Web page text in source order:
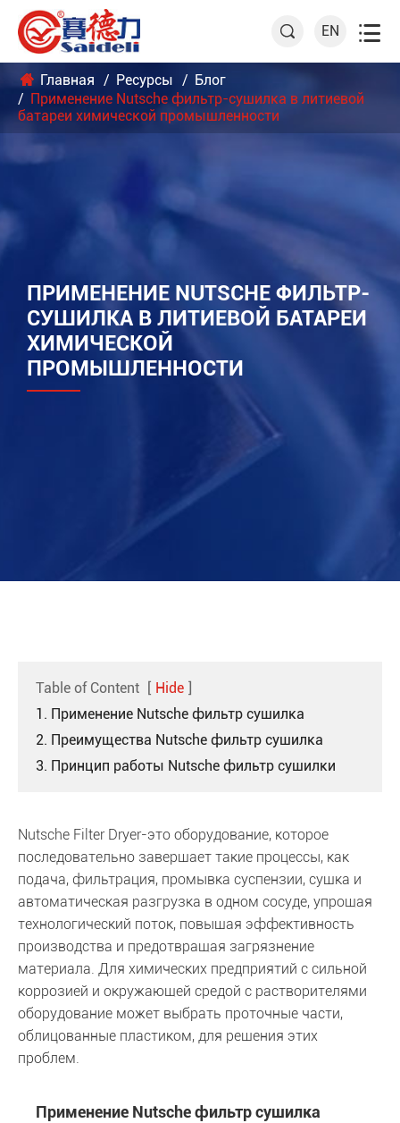
 EN 
Главная Ресурсы
Блог
Применение Nutsche фильтр-сушилка в литиевой
батареи химической промышленности
ПРИМЕНЕНИЕ NUTSCHE ФИЛЬТР-
СУШИЛКА В ЛИТИЕВОЙ БАТАРЕИ
ХИМИЧЕСКОЙ
ПРОМЫШЛЕННОСТИ
Table of Content [ Hide ]
1. Применение Nutsche фильтр сушилка
2. Преимущества Nutsche фильтр сушилка
3. Принцип работы Nutsche фильтр сушилки
Nutsche Filter Dryer-это оборудование, которое
последовательно завершает такие процессы, как
подача, фильтрация, промывка суспензии, сушка и
автоматическая разгрузка в одном сосуде, упрощая
технологический поток, повышая эффективность
производства и предотвращая загрязнение
материала. Для химических предприятий с сильной
коррозией и окружающей средой с растворителями
оборудование может выбрать проточные части,
облицованные пластиком, для решения этих
проблем.
Применение Nutsche фильтр сушилка